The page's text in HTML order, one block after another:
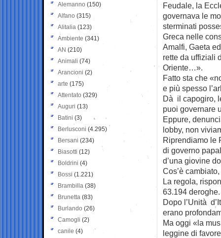
Feudale, la
governava le
sterminati
Greca nelle
Amalfi, Gaeta
rette da uffiziali
Oriente…».
Fatto sta che
e più spesso
Dà il capogiro,
puoi governare
Eppure,
lobby, non
Riprendiamo le
di governo
d’una giovine
Cos’è
La regola,
63.194
Dopo l’Unità
erano
Ma oggi «la
leggine di
Alemanno (150)
Alfano (315)
Alitalia (123)
Ambiente (341)
AN (210)
Animali (74)
Arancioni (2)
arte (175)
Attentato (329)
Auguri (13)
Batini (3)
Berlusconi (4.295)
Bersani (234)
Biasotti (12)
Boldrini (4)
Bossi (1.221)
Brambilla (38)
Brunetta (83)
Burlando (26)
Camogli (2)
canile (4)